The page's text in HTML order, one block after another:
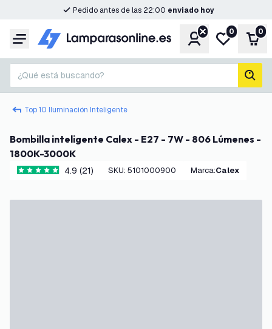
Pedido antes de las 22:00 enviado hoy
Menú CuentaMi lista de
0 0
¿Qué está buscando?
Top 10 Iluminación Inteligente
Bombilla inteligente Calex - E27 - 7W - 806 Lúmenes -
1800K-3000K
4.9 estrellas de puntuación
4.9 (21) SKU: 5101000900 Marca: Calex